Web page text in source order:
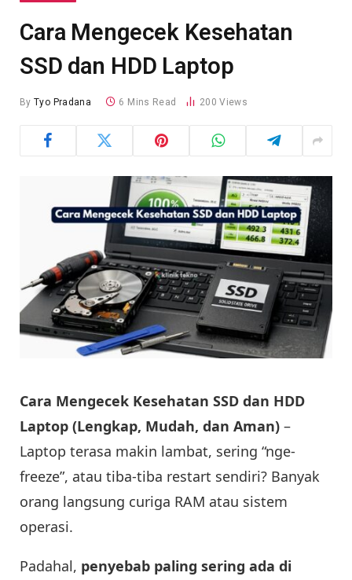
Cara Mengecek Kesehatan
SSD dan HDD Laptop
By Tyo Pradana 6 Mins Read 200Views
Cara Mengecek Kesehatan SSD dan HDD
Laptop (Lengkap, Mudah, dan Aman) –
Laptop terasa makin lambat, sering “nge-
freeze”, atau tiba-tiba restart sendiri? Banyak
orang langsung curiga RAM atau sistem
operasi.
Padahal, penyebab paling sering ada di